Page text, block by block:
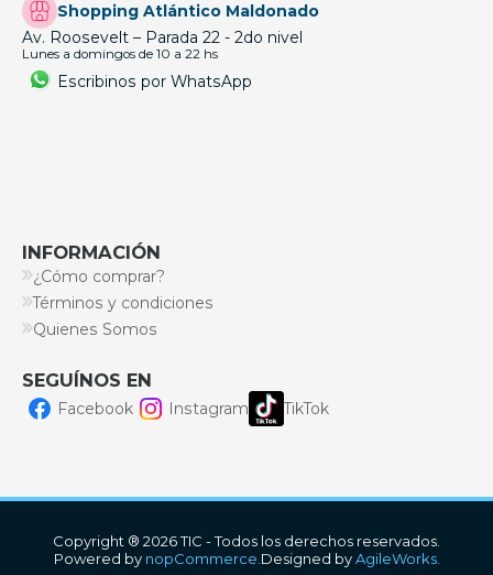
Shopping Atlántico Maldonado
Av. Roosevelt – Parada 22 - 2do nivel
Lunes a domingos de 10 a 22 hs
Escribinos por WhatsApp
INFORMACIÓN
¿Cómo comprar?
Términos y condiciones
Quienes Somos
SEGUÍNOS EN
Facebook Instagram TikTok
Copyright ® 2026 TIC - Todos los derechos reservados.
Powered by nopCommerce. Designed byAgileWorks.